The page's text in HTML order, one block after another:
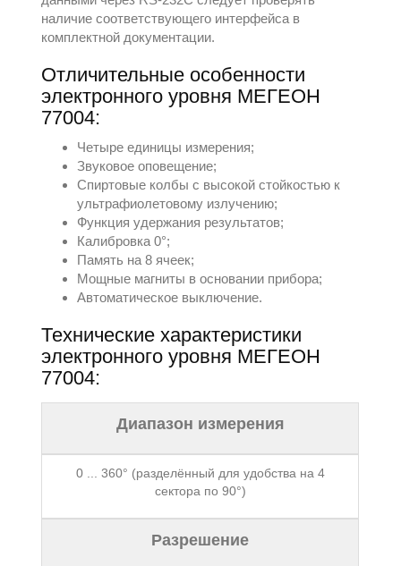
наличие соответствующего интерфейса в
комплектной документации.
Отличительные особенности
электронного уровня МЕГЕОН
77004:
Четыре единицы измерения;
Звуковое оповещение;
Спиртовые колбы с высокой стойкостью к
ультрафиолетовому излучению;
Функция удержания результатов;
Калибровка 0°;
Память на 8 ячеек;
Мощные магниты в основании прибора;
Автоматическое выключение.
Технические характеристики
электронного уровня МЕГЕОН
77004:
Диапазон измерения
0 ... 360° (разделённый для удобства на 4
сектора по 90°)
Разрешение